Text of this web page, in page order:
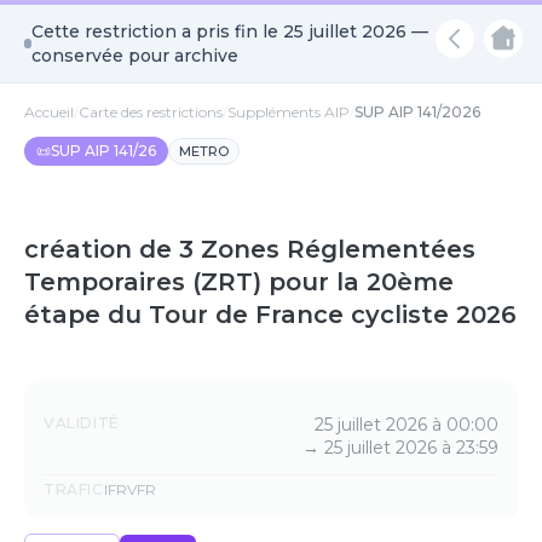
Cette restriction a pris fin le 25 juillet 2026 —
conservée pour archive
Accueil Carte des restrictions Suppléments AIP SUP AIP 141/2026
📜SUP AIP 141/26 METRO
création de 3 Zones Réglementées
Temporaires (ZRT) pour la 20ème
étape du Tour de France cycliste 2026
Détails
VALIDITÉ
25 juillet 2026 à 00:00
→ 25 juillet 2026 à 23:59
TRAFIC IFRVFR